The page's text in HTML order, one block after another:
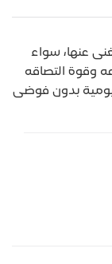
عنها، سواء
وقوة التصاقه
بدون فوضى